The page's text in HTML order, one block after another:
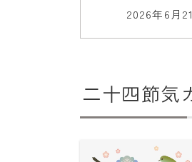
2026年6月
二十四節気